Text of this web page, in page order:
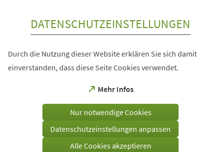
DATENSCHUTZEINSTELLUNGEN
Durch die Nutzung dieser Website erklären Sie sich damit
einverstanden, dass diese Seite Cookies verwendet.
Mehr Infos
(Öffnet
einem
Tab)
Nur notwendige Cookies
Datenschutzeinstellungen anpassen
Alle Cookies akzeptieren